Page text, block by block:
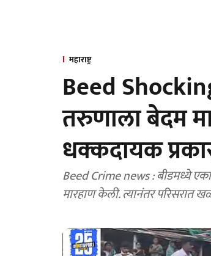
महाराष्ट्र
Beed
तरुणाला बेदम
धक्कदायक
Beed Crime news : बीडमध्ये
मारहाण केली. त्यानंतर परिसरात